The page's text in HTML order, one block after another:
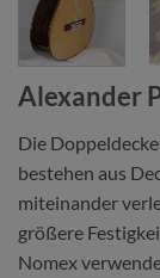
Alexander
Die
bestehen aus
miteinander
größere
Nomex